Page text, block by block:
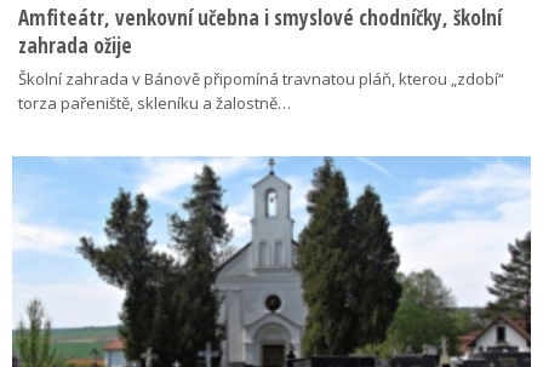
Amfiteátr, venkovní učebna i smyslové chodníčky, školní
zahrada ožije
Školní zahrada v Bánově připomíná travnatou pláň, kterou „zdobí“
torza pařeniště, skleníku a žalostně…